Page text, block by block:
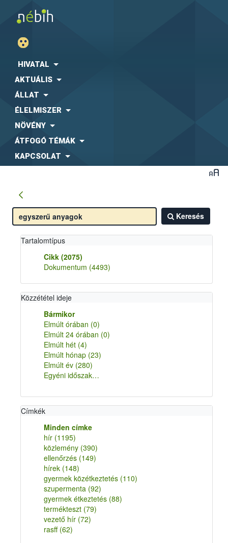
HIVATAL
AKTUÁLIS
ÁLLAT
ÉLELMISZER
NÖVÉNY
ÁTFOGÓ TÉMÁK
KAPCSOLAT
Keresés
Tartalomtípus
Cikk (2075)
Dokumentum (4493)
Közzététel ideje
Bármikor
Elmúlt órában (0)
Elmúlt 24 órában (0)
Elmúlt hét (4)
Elmúlt hónap (23)
Elmúlt év (280)
Egyéni időszak…
Címkék
Minden címke
hír (1195)
közlemény (390)
ellenőrzés (149)
hírek (148)
gyermek közétkeztetés (110)
szupermenta (92)
gyermek étkeztetés (88)
termékteszt (79)
vezető hír (72)
rasff (62)